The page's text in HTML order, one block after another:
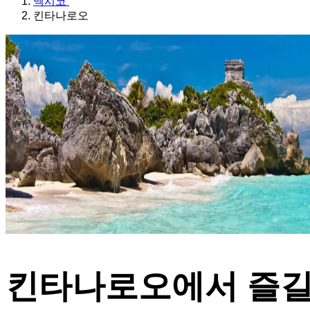
킨타나로오
킨타나로오에서 즐